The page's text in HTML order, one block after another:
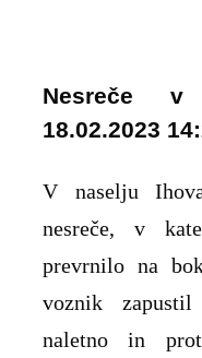
Nesreče v
18.02.2023
V naselju
nesreče, v
prevrnilo na
voznik
naletno in